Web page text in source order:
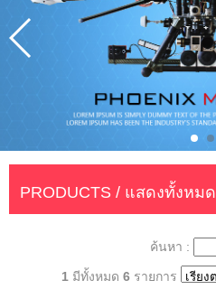
PRODUCTS / แสดงทั้งหมด
ค้นหา :
1 มีทั้งหมด 6 รายการ